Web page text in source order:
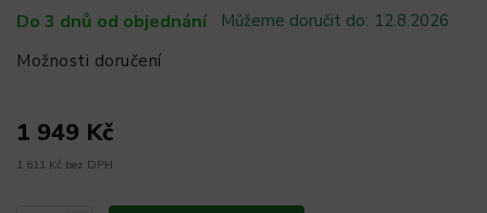
Do 3 dnů od objednání Můžeme doručit do: 12.8.2026
Možnosti doručení
1 949 Kč
1 611 Kč bez DPH